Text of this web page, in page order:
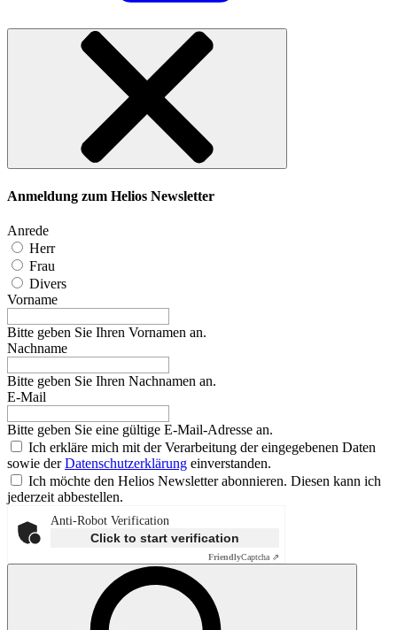
Anmeldung zum Helios Newsletter
Anrede
Herr
Frau
Divers
Vorname
Bitte geben Sie Ihren Vornamen an.
Nachname
Bitte geben Sie Ihren Nachnamen an.
E-Mail
Bitte geben Sie eine gültige E-Mail-Adresse an.
Ich erkläre mich mit der Verarbeitung der eingegebenen Daten
sowie derDatenschutzerklärung einverstanden.
Ich möchte den Helios Newsletter abonnieren. Diesen kann ich
jederzeit abbestellen.
Anti-Robot Verification
Click to start verification
FriendlyCaptcha ⇗